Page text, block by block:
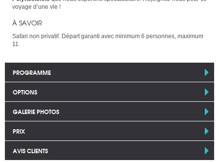
voyage d’une vie !
À SAVOIR
Safari non privatif. Départ garanti avec minimum 6 personnes, maximum
11.
PROGRAMME
OPTIONS
GALERIE PHOTOS
PRIX
AVIS CLIENTS